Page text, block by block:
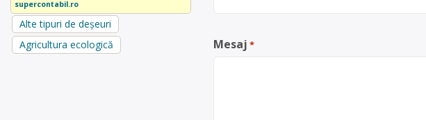
supercontabil.ro
Alte tipuri de deșeuri
Agricultura ecologică
Mesaj *